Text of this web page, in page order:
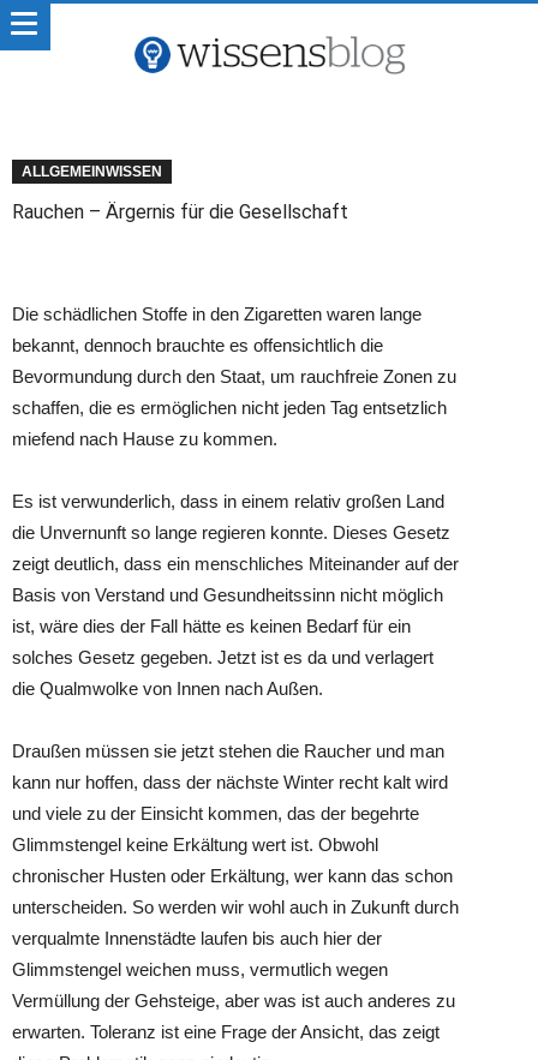
ALLGEMEINWISSEN
Rauchen – Ärgernis für die Gesellschaft
Die schädlichen Stoffe in den Zigaretten waren lange
bekannt, dennoch brauchte es offensichtlich die
Bevormundung durch den Staat, um rauchfreie Zonen zu
schaffen, die es ermöglichen nicht jeden Tag entsetzlich
miefend nach Hause zu kommen.
Es ist verwunderlich, dass in einem relativ großen Land
die Unvernunft so lange regieren konnte. Dieses Gesetz
zeigt deutlich, dass ein menschliches Miteinander auf der
Basis von Verstand und Gesundheitssinn nicht möglich
ist, wäre dies der Fall hätte es keinen Bedarf für ein
solches Gesetz gegeben. Jetzt ist es da und verlagert
die Qualmwolke von Innen nach Außen.
Draußen müssen sie jetzt stehen die Raucher und man
kann nur hoffen, dass der nächste Winter recht kalt wird
und viele zu der Einsicht kommen, das der begehrte
Glimmstengel keine Erkältung wert ist. Obwohl
chronischer Husten oder Erkältung, wer kann das schon
unterscheiden. So werden wir wohl auch in Zukunft durch
verqualmte Innenstädte laufen bis auch hier der
Glimmstengel weichen muss, vermutlich wegen
Vermüllung der Gehsteige, aber was ist auch anderes zu
erwarten. Toleranz ist eine Frage der Ansicht, das zeigt